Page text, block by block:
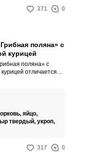
371 0
поляна» с
курицей
поляна» с
отличается
вариант
для
стола.
яйцо,
твердый, укроп,
317 0